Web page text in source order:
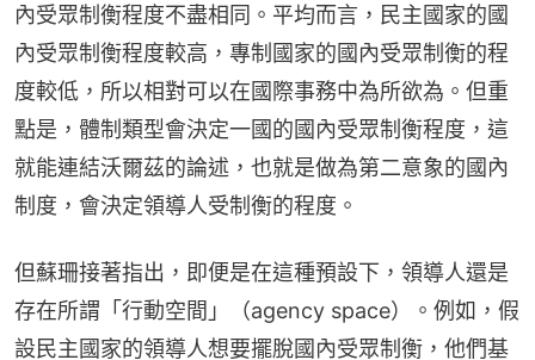
內受眾制衡程度不盡相同。平均而言，民主國家的國
內受眾制衡程度較高，專制國家的國內受眾制衡的程
度較低，所以相對可以在國際事務中為所欲為。但重
點是，體制類型會決定一國的國內受眾制衡程度，這
就能連結沃爾茲的論述，也就是做為第二意象的國內
制度，會決定領導人受制衡的程度。
但蘇珊接著指出，即便是在這種預設下，領導人還是
存在所謂「行動空間」（agency space）。例如，假
設民主國家的領導人想要擺脫國內受眾制衡，他們基